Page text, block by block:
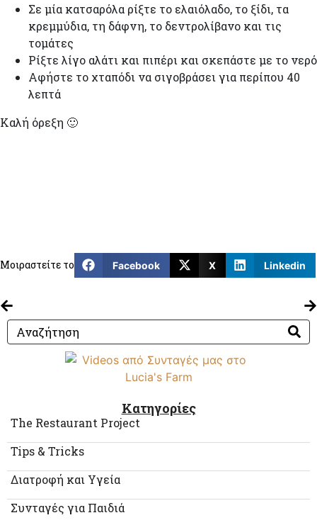
Σε μία κατσαρόλα ρίξτε το ελαιόλαδο, το ξίδι, τα
κρεμμύδια, τη δάφνη, το δεντρολίβανο και τις
τομάτες
Ρίξτε λίγο αλάτι και πιπέρι και σκεπάστε με το νερό
Αφήστε το χταπόδι να σιγοβράσει για περίπου 40
λεπτά
Καλή όρεξη 🙂
Μοιραστείτε το Facebook X Linkedin
Κατηγορίες
The Restaurant Project
Tips & Tricks
Διατροφή και Υγεία
Συνταγές για Παιδιά